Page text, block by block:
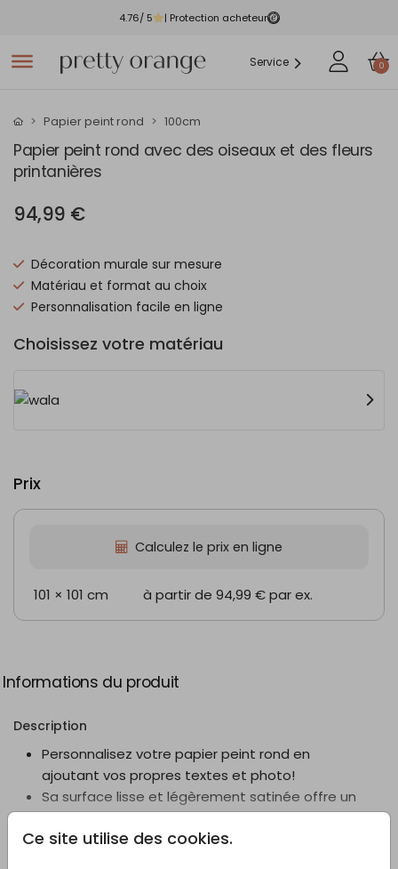
4.76/ 5 | Protection acheteur
Service 0
Ce site utilise des cookies.
Papier peint rond 100cm
Papier peint rond avec des oiseaux et des fleurs
printanières
94,99 €
Décoration murale sur mesure
Matériau et format au choix
Personnalisation facile en ligne
Choisissez votre matériau
Prix
Calculez le prix en ligne
101 × 101 cm à partir de 94,99 €par ex.
Informations du produit
Description
Personnalisez votre papier peint rond en
ajoutant vos propres textes et photo!
Sa surface lisse et légèrement satinée offre un
rendu élégant.
Les cercles de papier peint se posent
Voir plus